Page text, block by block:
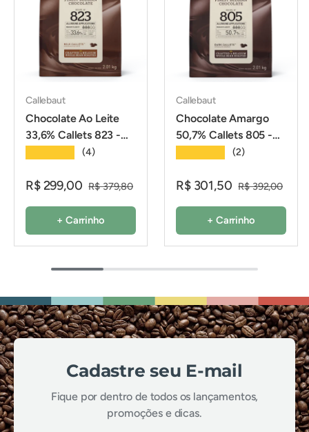
Callebaut
Chocolate Ao Leite
33,6% Callets 823 -
2,01Kg - Callebaut
(4)
R$ 299,00 R$ 379,80
+ Carrinho
Callebaut
Chocolate Amargo
50,7% Callets 805 -
2,01Kg - Callebaut
(2)
R$ 301,50 R$ 392,00
+ Carrinho
Cadastre seu E-mail
Fique por dentro de todos os lançamentos,
promoções e dicas.